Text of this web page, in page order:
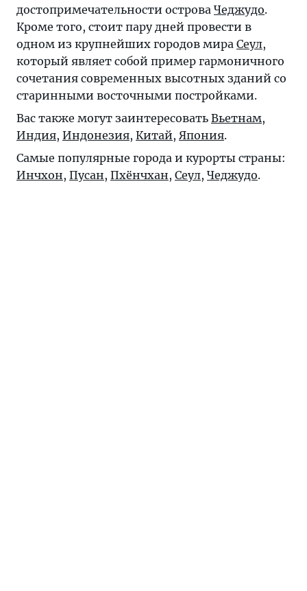
достопримечательности острова Чеджудо.
Кроме того, стоит пару дней провести в
одном из крупнейших городов мира Сеул,
который являет собой пример гармоничного
сочетания современных высотных зданий со
старинными восточными постройками.
Вас также могут заинтересовать Вьетнам,
Индия, Индонезия, Китай, Япония.
Самые популярные города и курорты страны:
Инчхон, Пусан, Пхёнчхан, Сеул, Чеджудо.